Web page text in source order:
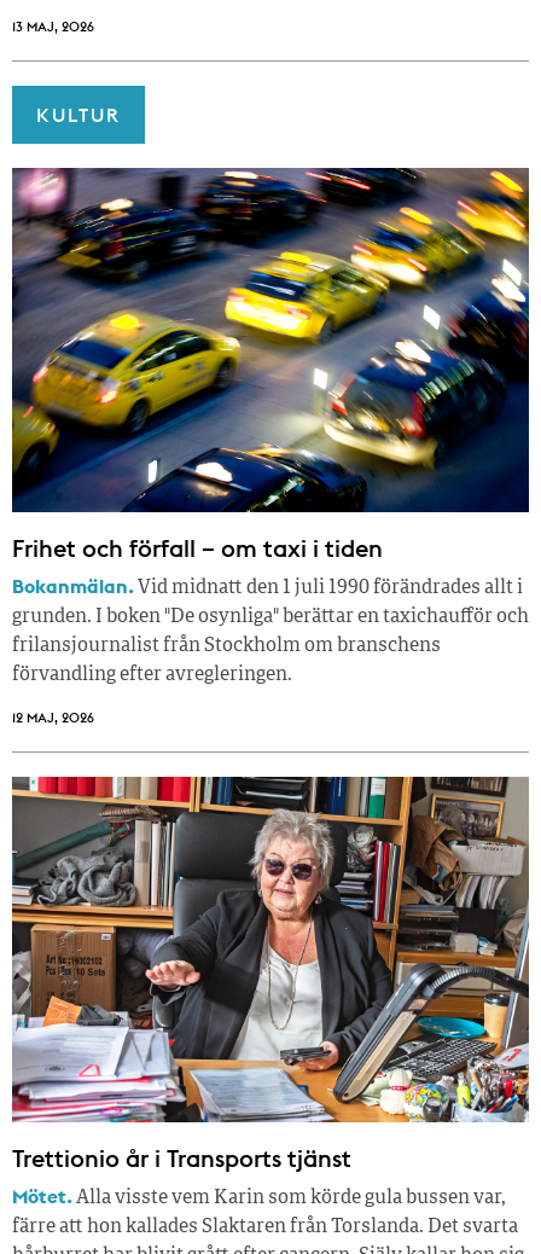
13 MAJ, 2026
KULTUR
Frihet och förfall – om taxi i tiden
Bokanmälan. Vid midnatt den 1 juli 1990 förändrades allt i
grunden. I boken "De osynliga" berättar en taxichaufför och
frilansjournalist från Stockholm om branschens
förvandling efter avregleringen.
12 MAJ, 2026
Trettionio år i Transports tjänst
Mötet.Alla visste vem Karin som körde gula bussen var,
färre att hon kallades Slaktaren från Torslanda. Det svarta